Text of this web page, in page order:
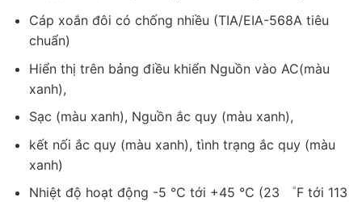
Cáp xoắn đôi có chống nhiều (TIA/EIA-568A tiêu
chuẩn)
Hiển thị trên bảng điều khiển Nguồn vào AC(màu
xanh),
Sạc (màu xanh), Nguồn ắc quy (màu xanh),
kết nối ắc quy (màu xanh), tình trạng ắc quy (màu
xanh)
Nhiệt độ hoạt động -5 ℃ tới +45 ℃ (23 ゜F tới 113